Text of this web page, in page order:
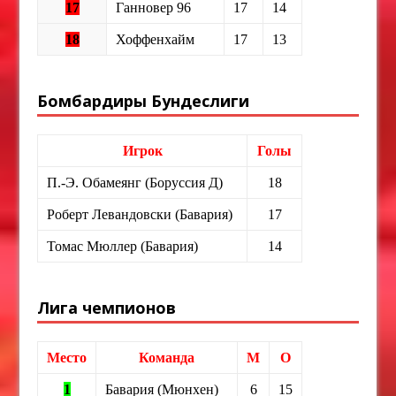
17 Ганновер 96 17 14
18 Хоффенхайм 17 13
Бомбардиры Бундеслиги
Игрок Голы
П.-Э. Обамеянг (Боруссия Д) 18
Роберт Левандовски (Бавария) 17
Томас Мюллер (Бавария) 14
Лига чемпионов
Место Команда М О
1 Бавария (Мюнхен) 6 15